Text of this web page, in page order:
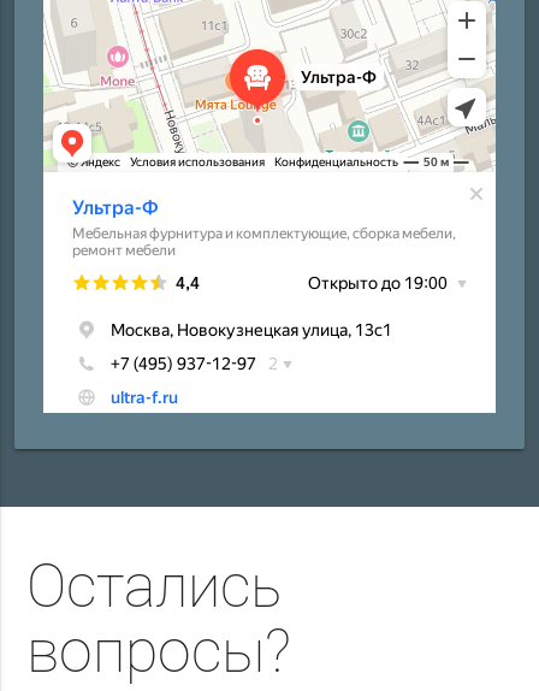
Остались
вопросы?